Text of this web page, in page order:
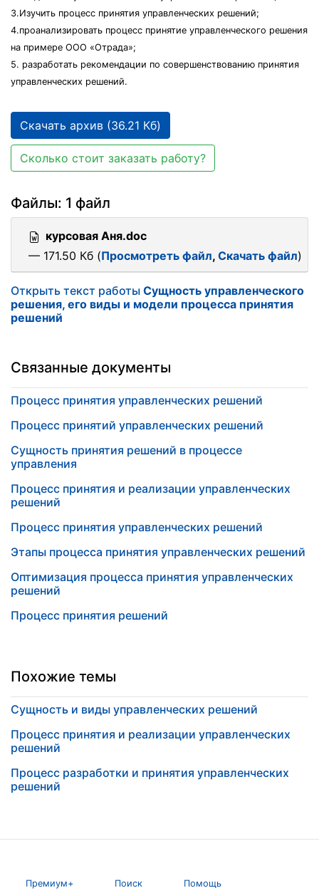
3.Изучить процесс принятия управленческих решений;
4.проанализировать процесс принятие управленческого решения
на примере ООО «Отрада»;
5. разработать рекомендации по совершенствованию принятия
управленческих решений.
Скачать архив (36.21 Кб)
Сколько стоит заказать работу?
Файлы: 1 файл
курсовая Аня.doc
— 171.50 Кб (Просмотреть файл, Скачать файл)
Открыть текст работы Сущность управленческого
решения, его виды и модели процесса принятия
решений
Связанные документы
Процесс принятия управленческих решений
Процесс принятий управленческих решений
Сущность принятия решений в процессе
управления
Процесс принятия и реализации управленческих
решений
Процесс принятия управленческих решений
Этапы процесса принятия управленческих решений
Оптимизация процесса принятия управленческих
решений
Процесс принятия решений
Похожие темы
Сущность и виды управленческих решений
Процесс принятия и реализации управленческих
решений
Процесс разработки и принятия управленческих
решений
Премиум+ Поиск Помощь